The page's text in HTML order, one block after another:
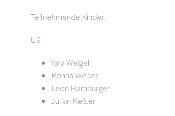
Teilnehmende Kinder:
U9
Yara Weigel
Ronna Weber
Leon Hamburger
Julian Keßler